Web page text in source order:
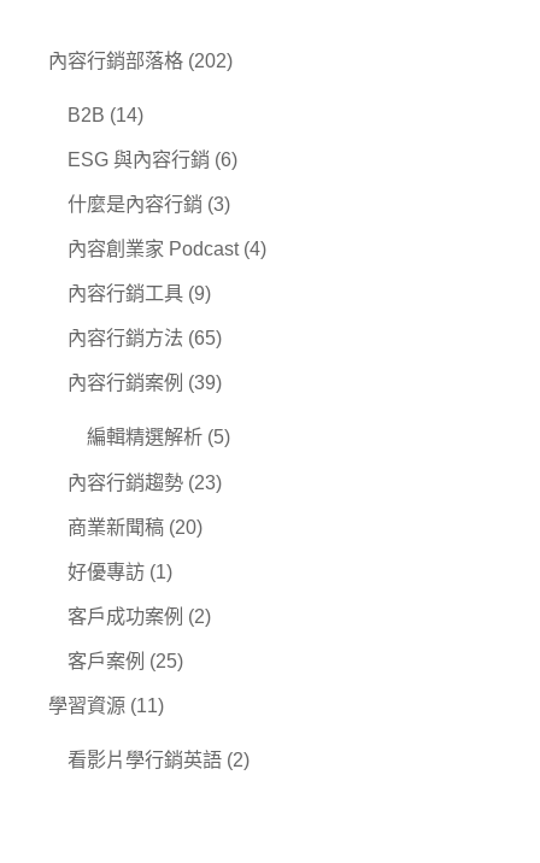
內容行銷部落格 (202)
B2B (14)
ESG 與內容行銷 (6)
什麼是內容行銷 (3)
內容創業家 Podcast(4)
內容行銷工具 (9)
內容行銷方法 (65)
內容行銷案例 (39)
編輯精選解析 (5)
內容行銷趨勢 (23)
商業新聞稿 (20)
好優專訪 (1)
客戶成功案例 (2)
客戶案例 (25)
學習資源 (11)
看影片學行銷英語 (2)